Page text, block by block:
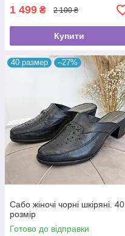
1 499 ₴ 2 100 ₴
Купити
40 размер –27%
Сабо жіночі чорні шкіряні. 40
розмір
Готово до відправки